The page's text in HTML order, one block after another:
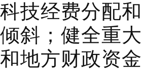
技经费分配
斜；健全重
地方财政资